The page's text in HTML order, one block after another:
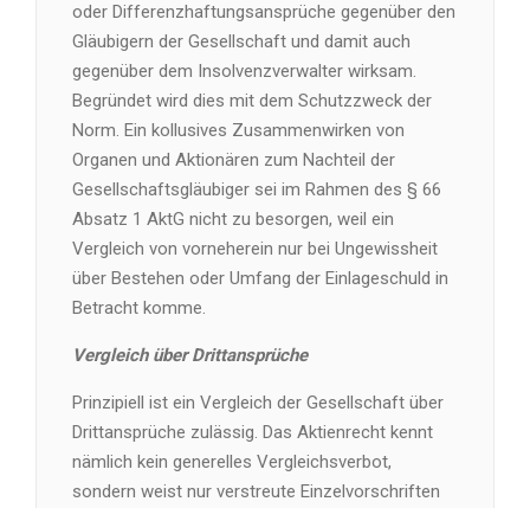
oder Differenzhaftungsansprüche gegenüber den
Gläubigern der Gesellschaft und damit auch
gegenüber dem Insolvenzverwalter wirksam.
Begründet wird dies mit dem Schutzzweck der
Norm. Ein kollusives Zusammenwirken von
Organen und Aktionären zum Nachteil der
Gesellschaftsgläubiger sei im Rahmen des § 66
Absatz 1 AktG nicht zu besorgen, weil ein
Vergleich von vorneherein nur bei Ungewissheit
über Bestehen oder Umfang der Einlageschuld in
Betracht komme.
Vergleich über Drittansprüche
Prinzipiell ist ein Vergleich der Gesellschaft über
Drittansprüche zulässig. Das Aktienrecht kennt
nämlich kein generelles Vergleichsverbot,
sondern weist nur verstreute Einzelvorschriften